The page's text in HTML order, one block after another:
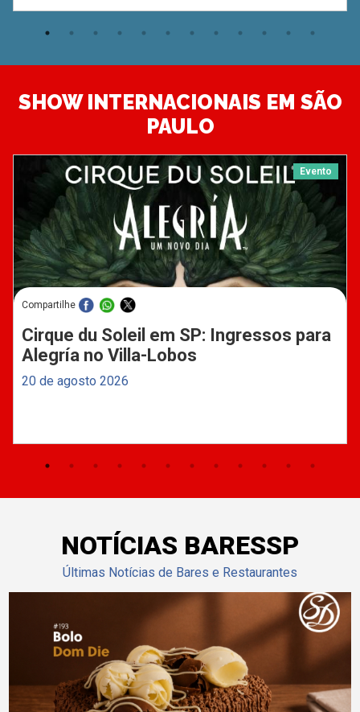
SHOW INTERNACIONAIS EM SÃO
PAULO
Evento
Compartilhe
Cirque du Soleil em SP: Ingressos para
Alegría no Villa-Lobos
20 de agosto 2026
NOTÍCIAS BARESSP
Últimas Notícias de Bares e Restaurantes